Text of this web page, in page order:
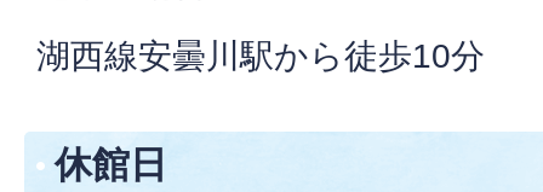
湖西線安曇川駅から徒歩10分
休館日